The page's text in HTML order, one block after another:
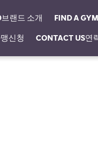
랜드 소개 FIND A
신청 CONTACT US연